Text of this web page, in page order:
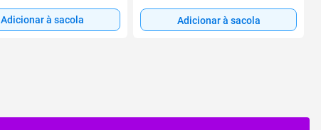
Adicionar à sacola Adicionar à sacola